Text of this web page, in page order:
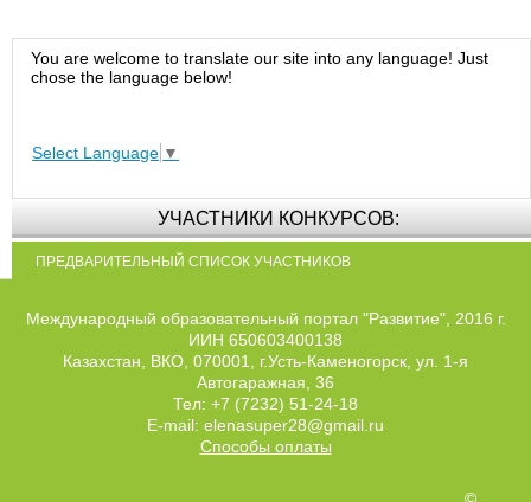
You are welcome to translate our site into any language! Just
chose the language below!
Select Language ▼
УЧАСТНИКИ КОНКУРСОВ:
ПРЕДВАРИТЕЛЬНЫЙ СПИСОК УЧАСТНИКОВ
Международный образовательный портал "Развитие", 2016 г.
ИИН 650603400138
Казахстан, ВКО, 070001, г.Усть-Каменогорск, ул. 1-я
Автогаражная, 36
Тел: +7 (7232) 51-24-18
E-mail: elenasuper28@gmail.ru
Способы оплаты